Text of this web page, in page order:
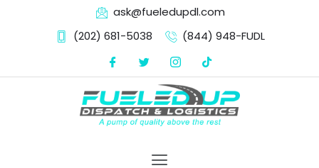
ask@fueledupdl.com
(202) 681-5038‬
(844) 948-FUDL